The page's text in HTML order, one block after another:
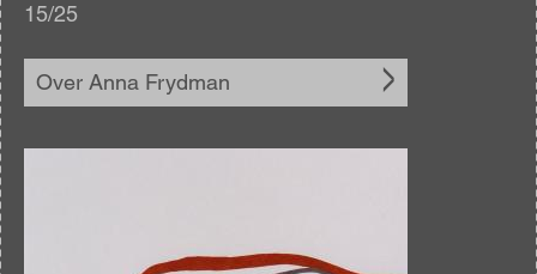
15/25
Over Anna Frydman